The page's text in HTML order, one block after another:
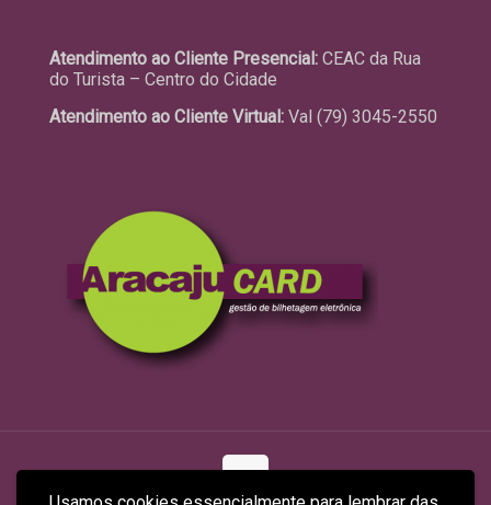
Atendimento ao Cliente Presencial: CEAC da Rua
do Turista – Centro do Cidade
Atendimento ao Cliente Virtual: Val (79) 3045-2550